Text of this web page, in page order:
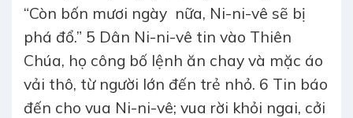
“Còn bốn mươi ngày nữa, Ni-ni-vê sẽ bị
phá đổ.” 5 Dân Ni-ni-vê tin vào Thiên
Chúa, họ công bố lệnh ăn chay và mặc áo
vải thô, từ người lớn đến trẻ nhỏ. 6 Tin báo
đến cho vua Ni-ni-vê; vua rời khỏi ngai, cởi